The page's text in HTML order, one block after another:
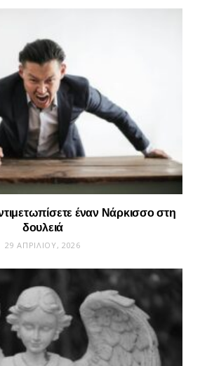
έναν Νάρκισσο στη
δουλειά
29 ΑΠΡΙΛΊΟΥ, 2026